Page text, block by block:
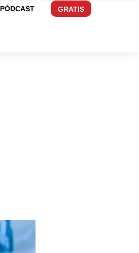
PÓDCAST GRATIS